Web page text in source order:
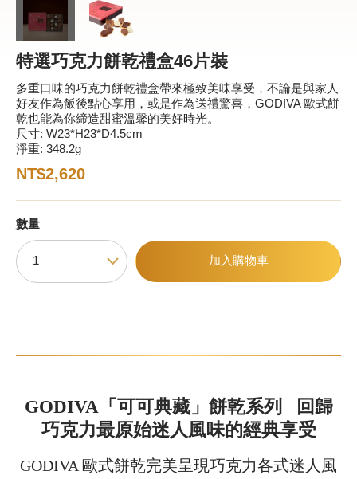
休閒分享
巧克力餅乾
巧克力磚/巧克力豆
霜淇淋
特選巧克力餅乾禮盒46片裝
多重口味的巧克力餅乾禮盒帶來極致美味享受，不論是與家人
好友作為飯後點心享用，或是作為送禮驚喜，GODIVA 歐式餅
乾也能為你締造甜蜜溫馨的美好時光。
尺寸: W23*H23*D4.5cm
淨重: 348.2g
NT$2,620
數量
加入購物車
GODIVA 「可可典藏」餅乾系列 回歸
巧克力最原始迷人風味的經典享受
GODIVA 歐式餅乾完美呈現巧克力各式迷人風